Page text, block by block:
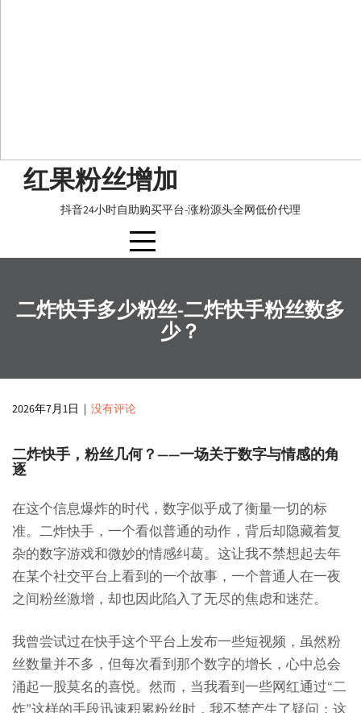
红果粉丝增加
抖音24小时自助购买平台-涨粉源头全网低价代理
二炸快手多少粉丝-二炸快手粉丝数多
少？
2026年7月1日 | 没有评论
二炸快手，粉丝几何？——一场关于数字与情感的角
逐
在这个信息爆炸的时代，数字似乎成了衡量一切的标
准。二炸快手，一个看似普通的动作，背后却隐藏着复
杂的数字游戏和微妙的情感纠葛。这让我不禁想起去年
在某个社交平台上看到的一个故事，一个普通人在一夜
之间粉丝激增，却也因此陷入了无尽的焦虑和迷茫。
我曾尝试过在快手这个平台上发布一些短视频，虽然粉
丝数量并不多，但每次看到那个数字的增长，心中总会
涌起一股莫名的喜悦。然而，当我看到一些网红通过“二
炸”这样的手段迅速积累粉丝时，我不禁产生了疑问：这